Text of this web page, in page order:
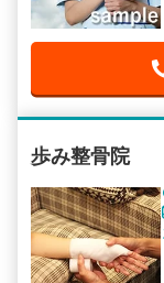
歩み整骨院